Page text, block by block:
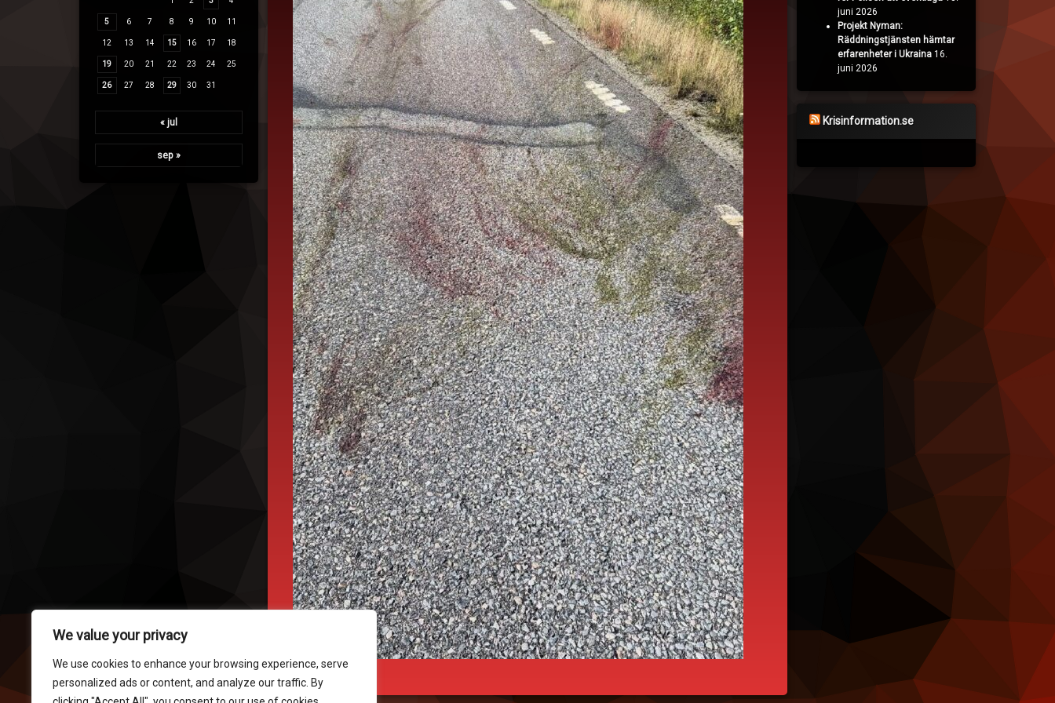
We value your privacy
We use cookies to enhance your browsing experience, serve
personalized ads or content, and analyze our traffic. By
5 6 7 8 9 10 11
12 13 14 15 16 17 18
19 20 21 22 23 24 25
26 27 28 29 30 31
« jul
sep »
juni 2026
Projekt Nyman:
Räddningstjänsten hämtar
erfarenheter i Ukraina 16.
juni 2026
Krisinformation.se